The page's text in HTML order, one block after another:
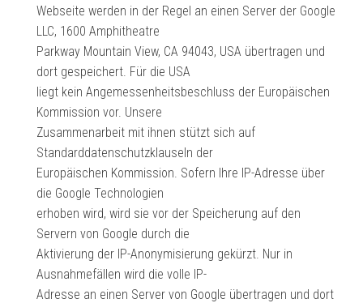
Webseite werden in der Regel an einen Server der Google
LLC, 1600 Amphitheatre
Parkway Mountain View, CA 94043, USA übertragen und
dort gespeichert. Für die USA
liegt kein Angemessenheitsbeschluss der Europäischen
Kommission vor. Unsere
Zusammenarbeit mit ihnen stützt sich auf
Standarddatenschutzklauseln der
Europäischen Kommission. Sofern Ihre IP-Adresse über
die Google Technologien
erhoben wird, wird sie vor der Speicherung auf den
Servern von Google durch die
Aktivierung der IP-Anonymisierung gekürzt. Nur in
Ausnahmefällen wird die volle IP-
Adresse an einen Server von Google übertragen und dort